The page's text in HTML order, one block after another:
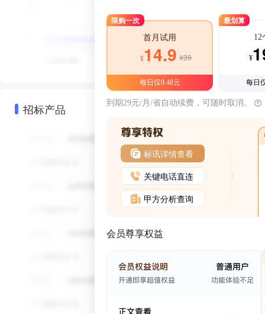
招标产品
限购一次
首月试用
¥14.9 ¥39
每日仅0.48元
最划算
12
¥
每日
到期29元/月/省自动续费，可随时取消。
标讯详情查看
关键电话直连
甲方分析查询
会员尊享权益